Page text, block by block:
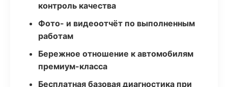
контроль качества
Фото- и видеоотчёт по выполненным
работам
Бережное отношение к автомобилям
премиум-класса
Бесплатная базовая диагностика при